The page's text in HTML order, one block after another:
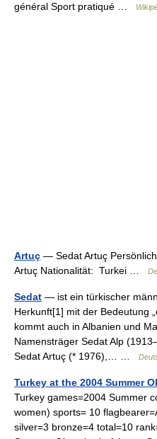
général Sport pratiqué …
Artuç — Sedat Artuç
Artuç Nationalität: Turkei …
Sedat — ist ein türkischer
Herkunft[1] mit der Bedeutung
kommt auch in Albanien und
Namensträger Sedat Alp
Sedat Artuç (* 1976),… …
Turkey at the 2004 Summer
Turkey games=2004 Summer
women) sports= 10
silver=3 bronze=4 total=10